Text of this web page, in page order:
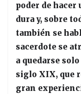
poder de hacer
dura y, sobre
también se
sacerdote se
a quedarse
siglo XIX, que
gran